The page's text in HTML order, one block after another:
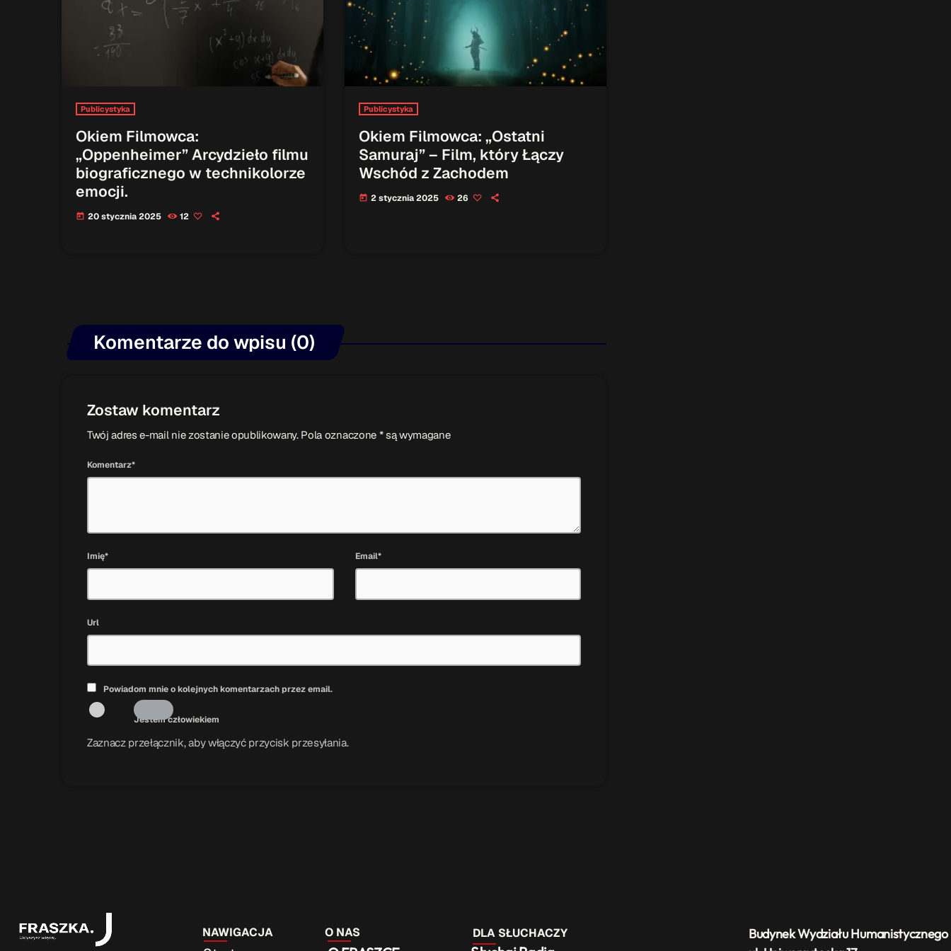
Publicystyka
Okiem Filmowca:
„Oppenheimer” Arcydzieło filmu
biograficznego w technikolorze
emocji.
today 20 stycznia 2025 12
Publicystyka
Okiem Filmowca: „Ostatni
Samuraj” – Film, który Łączy
Wschód z Zachodem
today 2 stycznia 2025 26
Komentarze do wpisu (0)
Zostaw komentarz
Twój adres e-mail nie zostanie opublikowany. Pola oznaczone * są wymagane
Komentarz*
Imię* Email*
Url
Powiadom mnie o kolejnych komentarzach przez email.
Jestem człowiekiem
Zaznacz przełącznik, aby włączyć przycisk przesyłania.
Budynek Wydziału Humanistycznego
NAWIGACJA DLA SŁUCHACZY
O NAS